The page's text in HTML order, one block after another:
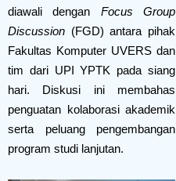
diawali dengan Focus Group
Discussion (FGD) antara pihak
Fakultas Komputer UVERS dan
tim dari UPI YPTK pada siang
hari. Diskusi ini membahas
penguatan kolaborasi akademik
serta peluang pengembangan
program studi lanjutan.